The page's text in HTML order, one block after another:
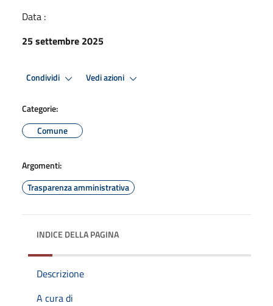
Data :
25 settembre 2025
Condividi Vedi azioni
Categorie:
Comune
Argomenti:
Trasparenza amministrativa
INDICE DELLA PAGINA
Descrizione
A cura di